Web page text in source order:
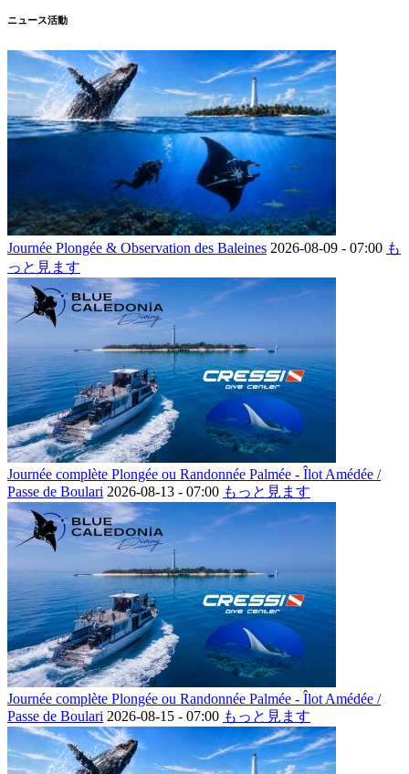
ニュース活動
Journée Plongée & Observation des Baleines 2026-08-09 - 07:00 も
っと見ます
Journée complète Plongée ou Randonnée Palmée - Îlot Amédée /
Passe de Boulari 2026-08-13 - 07:00 もっと見ます
Journée complète Plongée ou Randonnée Palmée - Îlot Amédée /
Passe de Boulari 2026-08-15 - 07:00 もっと見ます